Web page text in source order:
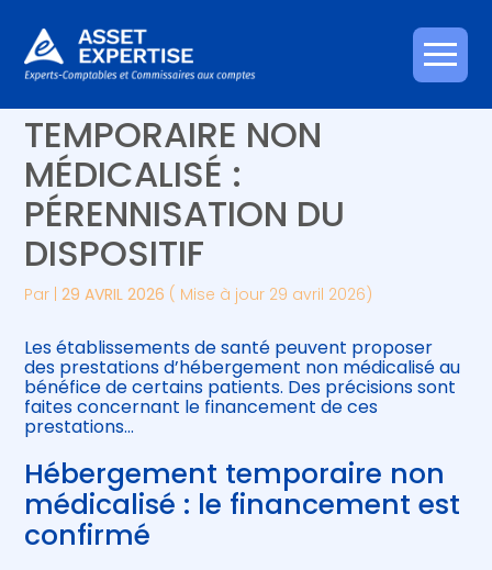
Aller
au
Créer et reprendre une activité
Gérer votre quotidien
Piloter votre entreprise
Développer votre entreprise
Construire votre patrimoine
Être prêt pour la facturation
électronique
Piloter votre gestion
Suivre votre comptabilité
Gérer vos ressources humaines
HÉBERGEMENT
TEMPORAIRE NON
MÉDICALISÉ :
PÉRENNISATION DU
DISPOSITIF
Par |29 AVRIL 2026 ( Mise à jour 29 avril 2026)
Les établissements de santé peuvent proposer
des prestations d’hébergement non médicalisé au
bénéfice de certains patients. Des précisions sont
faites concernant le financement de ces
prestations…
Hébergement temporaire non
médicalisé : le financement est
confirmé